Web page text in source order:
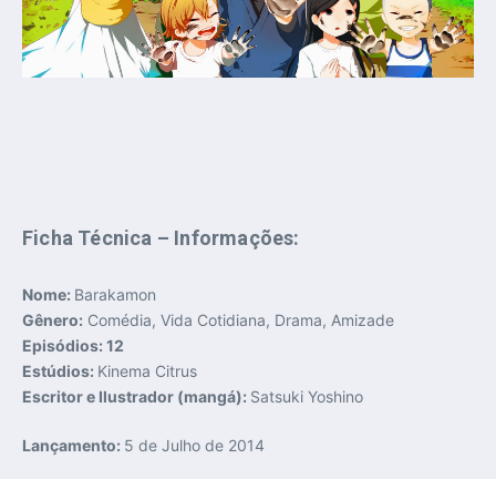
Ficha Técnica – Informações:
Nome: Barakamon
Gênero: Comédia, Vida Cotidiana, Drama, Amizade
Episódios: 12
Estúdios: Kinema Citrus
Escritor e Ilustrador (mangá): Satsuki Yoshino
Lançamento: 5 de Julho de 2014